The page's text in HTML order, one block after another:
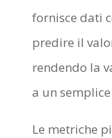
fornisce dati
predire il
rendendo la
a un
Le metriche